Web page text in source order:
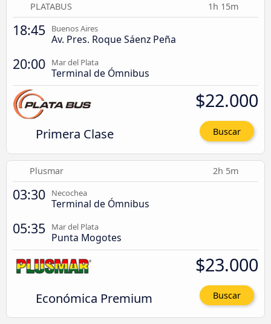
PLATABUS 1h 15m
18:45 Buenos Aires
Av. Pres. Roque Sáenz Peña
20:00 Mar del Plata
Terminal de Ómnibus
Primera Clase
$22.000
Buscar
Plusmar 2h 5m
03:30 Necochea
Terminal de Ómnibus
05:35 Mar del Plata
Punta Mogotes
Económica Premium
$23.000
Buscar